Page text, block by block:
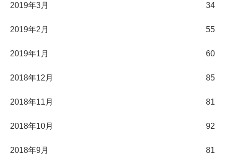
2019年3月 34
2019年2月 55
2019年1月 60
2018年12月 85
2018年11月 81
2018年10月 92
2018年9月 81